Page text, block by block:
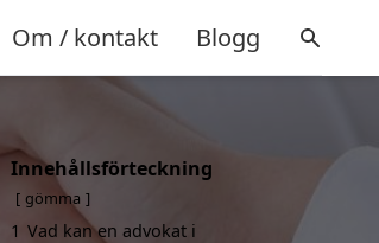
Om / kontakt Blogg
Innehållsförteckning
gömma
1 Vad kan en advokat i